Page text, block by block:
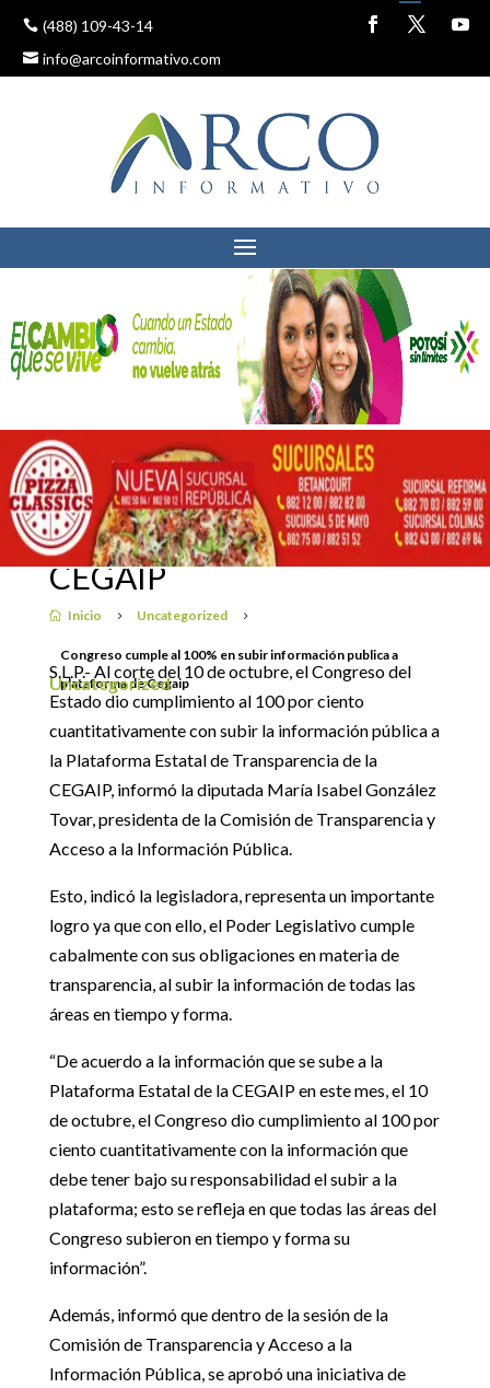
(488) 109-43-14
info@arcoinformativo.com
 Inicio 5 Uncategorized 5
Congreso cumple al 100% en subir información publica a
plataforma de Cegaip
CONGRESO CUMPLE AL
100% EN SUBIR
INFORMACIÓN PUBLICA
A PLATAFORMA DE
CEGAIP
Uncategorized
16 octubre, 2019
S.L.P.- Al corte del 10 de octubre, el Congreso del
Estado dio cumplimiento al 100 por ciento
cuantitativamente con subir la información pública a
la Plataforma Estatal de Transparencia de la
CEGAIP, informó la diputada María Isabel González
Tovar, presidenta de la Comisión de Transparencia y
Acceso a la Información Pública.
Esto, indicó la legisladora, representa un importante
logro ya que con ello, el Poder Legislativo cumple
cabalmente con sus obligaciones en materia de
transparencia, al subir la información de todas las
áreas en tiempo y forma.
“De acuerdo a la información que se sube a la
Plataforma Estatal de la CEGAIP en este mes, el 10
de octubre, el Congreso dio cumplimiento al 100 por
ciento cuantitativamente con la información que
debe tener bajo su responsabilidad el subir a la
plataforma; esto se refleja en que todas las áreas del
Congreso subieron en tiempo y forma su
información”.
Además, informó que dentro de la sesión de la
Comisión de Transparencia y Acceso a la
Información Pública, se aprobó una iniciativa de